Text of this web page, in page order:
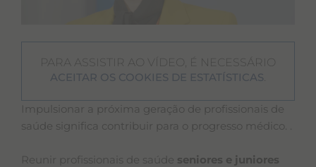
PARA ASSISTIR AO VÍDEO, É NECESSÁRIO
ACEITAR OS COOKIES DE ESTATÍSTICAS
Impulsionar a próxima geração de profissionais de
saúde significa contribuir para o progresso médico. .
Reunir profissionais de saúde seniores e juniores